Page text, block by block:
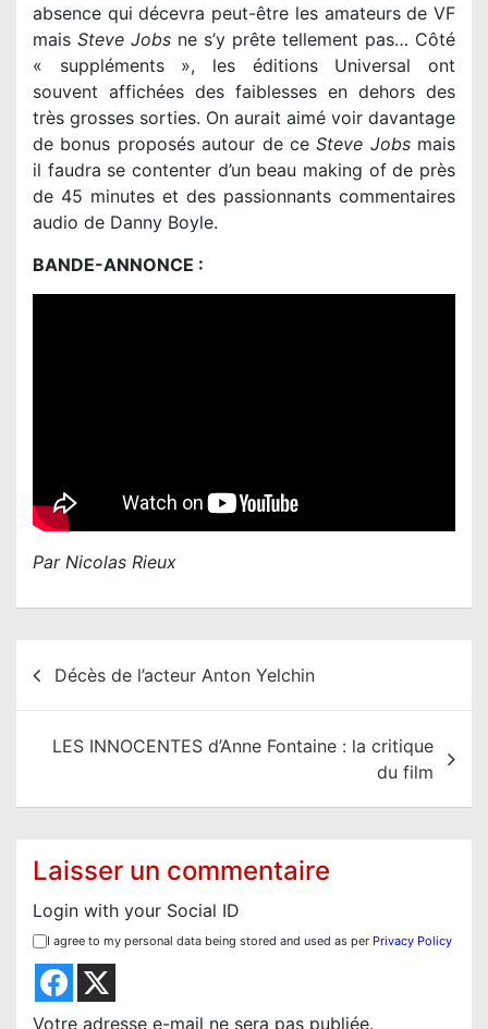
absence qui décevra peut-être les amateurs de VF
mais Steve Jobs ne s’y prête tellement pas… Côté
« suppléments », les éditions Universal ont
souvent affichées des faiblesses en dehors des
très grosses sorties. On aurait aimé voir davantage
de bonus proposés autour de ceSteve Jobsmais
il faudra se contenter d’un beau making of de près
de 45 minutes et des passionnants commentaires
audio de Danny Boyle.
BANDE-ANNONCE :
Par Nicolas Rieux
v
Décès de l’acteur Anton Yelchin
LES INNOCENTES d’Anne Fontaine : la critique
du film
Laisser un commentaire
Login with your Social ID
I agree to my personal data being stored and used as per Privacy Policy
Votre adresse e-mail ne sera pas publiée.